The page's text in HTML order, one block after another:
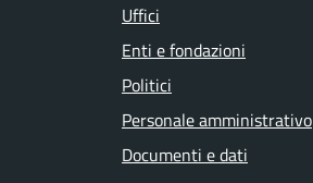
Uffici
Enti e fondazioni
Politici
Personale amministrativo
Documenti e dati